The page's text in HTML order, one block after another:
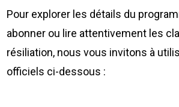
Pour explorer les détails du
abonner ou lire attentivement les
résiliation, nous vous invitons à
officiels ci-dessous :